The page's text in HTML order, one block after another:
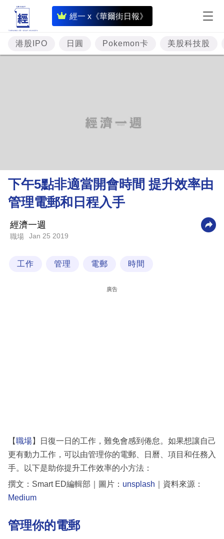
經一 x《華爾街日報》
即
時
財
經
理
財
商
科
區
港股IPO 日圓 Pokemon卡 美股科技股
下午5點非適當開會時間 提升效率由
管理電郵和日程入手
經濟一週
職場 Jan 25 2019
工作 管理 電郵 時間
廣告
【職場】日復一日的工作，難免會感到倦怠。如果想讓自己
更有動力工作，可以由管理你的電郵、日曆、項目和任務入
手。以下是助你提升工作效率的小方法：
撰文：Smart ED編輯部｜圖片： unsplash ｜資料來源：
Medium
管理你的電郵